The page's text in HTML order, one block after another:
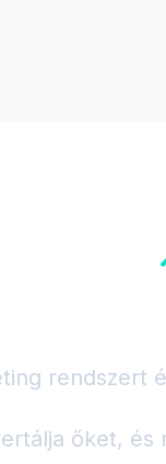
rendszert
őket, és